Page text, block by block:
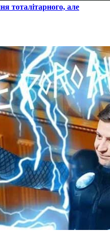
тоталітарного, але